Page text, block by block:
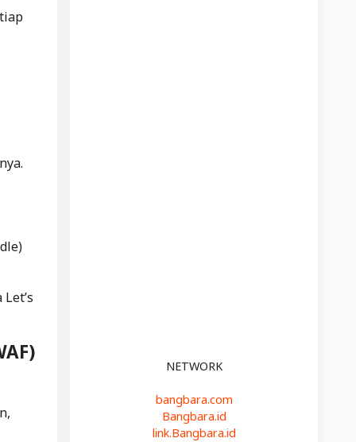
NETWORK
bangbara.com
Bangbara.id
link.Bangbara.id